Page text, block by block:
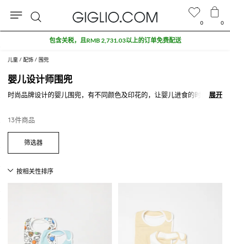
儿童 配饰 围兜
婴儿设计师围兜
时尚品牌设计的婴儿围兜，有不同颜色及印花的，让婴儿进食的时候都那
展开
展开
13件商品
0 0
包含关税，且RMB 2,731.03以上的订单免费配送